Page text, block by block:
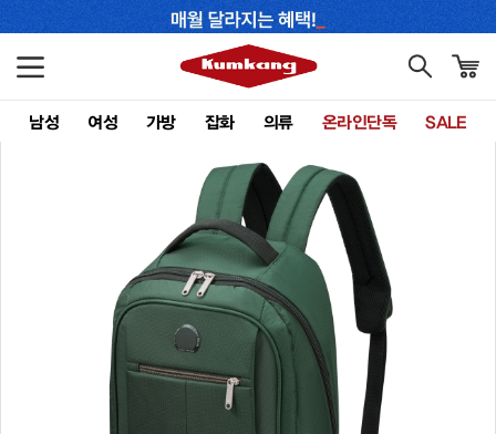
남성 여성 가방 잡화 의류 온라인단독 SALE